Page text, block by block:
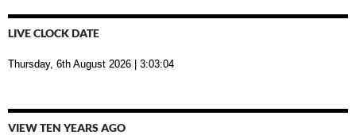
LIVE CLOCK DATE
Thursday, 6th August 2026 | 3:03:05
VIEW TEN YEARS AGO